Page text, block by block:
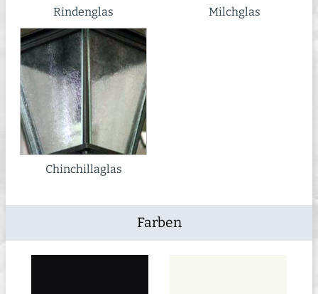
Rindenglas Milchglas
Chinchillaglas
Farben